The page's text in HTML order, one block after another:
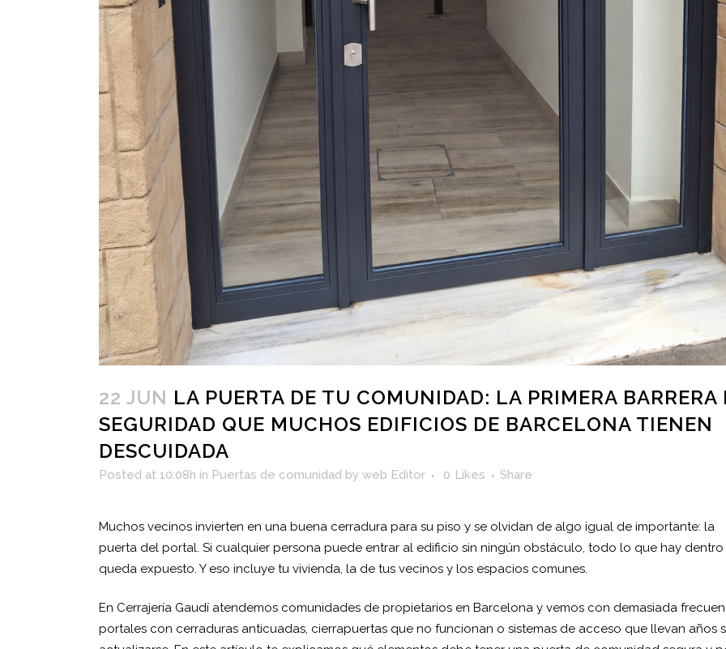
22 JUN LA PUERTA DE TU COMUNIDAD: LA PRIMERA BARRERA
SEGURIDAD QUE MUCHOS EDIFICIOS DE BARCELONA TIENEN
DESCUIDADA
Posted at 10:08h in Puertas de comunidad by web Editor 0 Likes Share
Muchos vecinos invierten en una buena cerradura para su piso y se olvidan de algo igual de importante: la
puerta del portal. Si cualquier persona puede entrar al edificio sin ningún obstáculo, todo lo que hay dentro
queda expuesto. Y eso incluye tu vivienda, la de tus vecinos y los espacios comunes.
En Cerrajería Gaudí atendemos comunidades de propietarios en Barcelona y vemos con demasiada
portales con cerraduras anticuadas, cierrapuertas que no funcionan o sistemas de acceso que llevan años